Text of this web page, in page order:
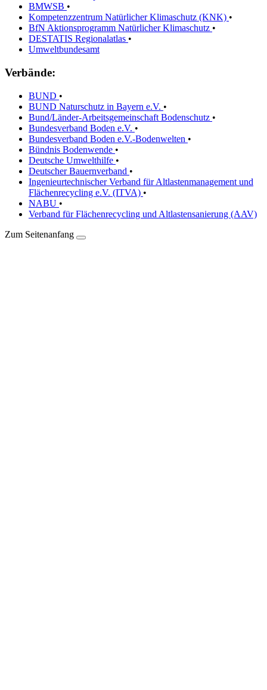
BMWSB •
Kompetenzzentrum Natürlicher Klimaschutz (KNK) •
BfN Aktionsprogramm Natürlicher Klimaschutz •
DESTATIS Regionalatlas •
Umweltbundesamt
Verbände:
BUND •
BUND Naturschutz in Bayern e.V. •
Bund/Länder-Arbeitsgemeinschaft Bodenschutz •
Bundesverband Boden e.V. •
Bundesverband Boden e.V.-Bodenwelten •
Bündnis Bodenwende •
Deutsche Umwelthilfe •
Deutscher Bauernverband •
Ingenieurtechnischer Verband für Altlastenmanagement und
Flächenrecycling e.V. (ITVA) •
NABU •
Verband für Flächenrecycling und Altlastensanierung (AAV)
Zum Seitenanfang